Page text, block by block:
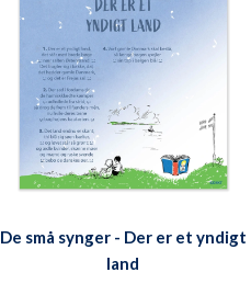
De små synger - Der er et yndigt
land